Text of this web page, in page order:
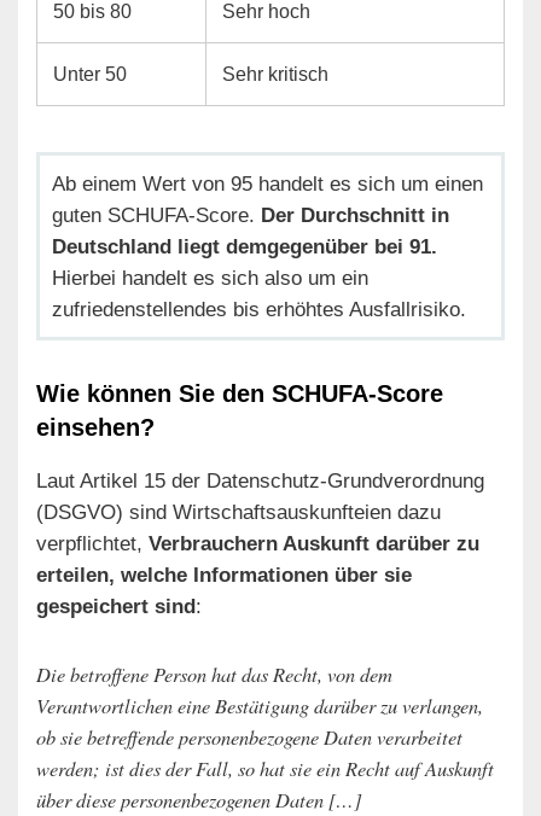
50 bis 80 Sehr hoch
Unter 50 Sehr kritisch
Ab einem Wert von 95 handelt es sich um einen
guten SCHUFA-Score. Der Durchschnitt in
Deutschland liegt demgegenüber bei 91.
Hierbei handelt es sich also um ein
zufriedenstellendes bis erhöhtes Ausfallrisiko.
Wie können Sie den SCHUFA-Score
einsehen?
Laut Artikel 15 der Datenschutz-Grundverordnung
(DSGVO) sind Wirtschaftsauskunfteien dazu
verpflichtet, Verbrauchern Auskunft darüber zu
erteilen, welche Informationen über sie
gespeichert sind:
Die betroffene Person hat das Recht, von dem
Verantwortlichen eine Bestätigung darüber zu verlangen,
ob sie betreffende personenbezogene Daten verarbeitet
werden; ist dies der Fall, so hat sie ein Recht auf Auskunft
über diese personenbezogenen Daten […]